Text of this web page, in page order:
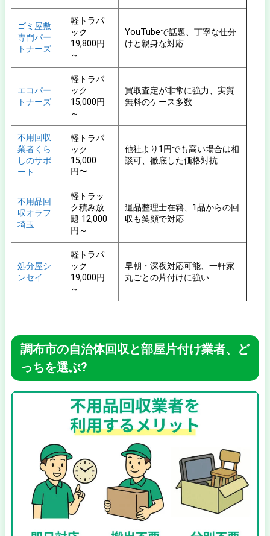
ゴミ屋敷
専門パー
トナーズ
軽トラパ
ック
19,800円
～
YouTubeで話題、丁寧な仕分
けと親身な対応
エコパー
トナーズ
軽トラパ
ック
15,000円
～
買取査定が非常に強力、実質
無料のケース多数
不用回収
業者くら
しのサポ
ート
軽トラパ
ック
15,000
円〜
他社より1円でも高い場合は相
談可、徹底した価格対抗
不用品回
収オラフ
埼玉
軽トラッ
ク積み放
題 12,000
円～
遺品整理士在籍、1品からの回
収も笑顔で対応
処分屋シ
ンセイ
軽トラパ
ック
19,000円
～
早朝・深夜対応可能、一軒家
丸ごとの片付けに強い
調布市の自治体回収と部屋片付け業者、ど
っちを選ぶ?